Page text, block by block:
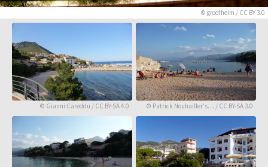
© groothelm / CC BY 3.0
© Gianni Careddu / CC BY-SA 4.0 © Patrick Nouhailler's… / CC BY-SA 3.0